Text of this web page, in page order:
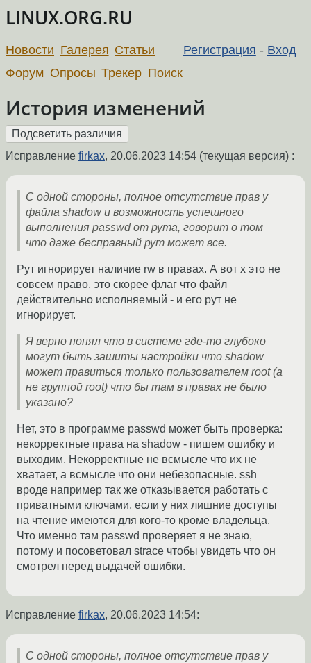
LINUX.ORG.RU
Регистрация - Вход
Новости Галерея Статьи
Форум Опросы Трекер Поиск
История изменений
Исправление firkax, 20.06.2023 14:54 (текущая версия) :
С одной стороны, полное отсутствие прав у
файла shadow и возможность успешного
выполнения passwd от рута, говорит о том
что даже бесправный рут может все.
Рут игнорирует наличие rw в правах. А вот x это не
совсем право, это скорее флаг что файл
действительно исполняемый - и его рут не
игнорирует.
Я верно понял что в системе где-то глубоко
могут быть зашиты настройки что shadow
может правиться только пользователем root (а
не группой root) что бы там в правах не было
указано?
Нет, это в программе passwd может быть проверка:
некорректные права на shadow - пишем ошибку и
выходим. Некорректные не всмысле что их не
хватает, а всмысле что они небезопасные. ssh
вроде например так же отказывается работать с
приватными ключами, если у них лишние доступы
на чтение имеются для кого-то кроме владельца.
Что именно там passwd проверяет я не знаю,
потому и посоветовал strace чтобы увидеть что он
смотрел перед выдачей ошибки.
Исправление firkax, 20.06.2023 14:54:
С одной стороны, полное отсутствие прав у